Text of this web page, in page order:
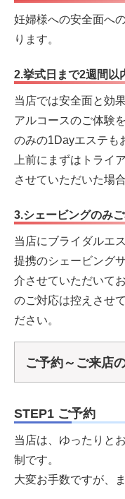
妊婦様への安全面へ
ります。
2.挙式日まで2週間以
当店では安全面と効
アルコースのご体験
のみの1Dayエステも
上前にまずはトライ
させていただいた場
3.シェービングのみ
当店にブライダルエ
提携のシェービング
介させていただいて
のご対応は控えさせ
ださい。
ご予約～ご来店
STEP1 ご予約
当店は、ゆったりと
制です。
大変お手数ですが、